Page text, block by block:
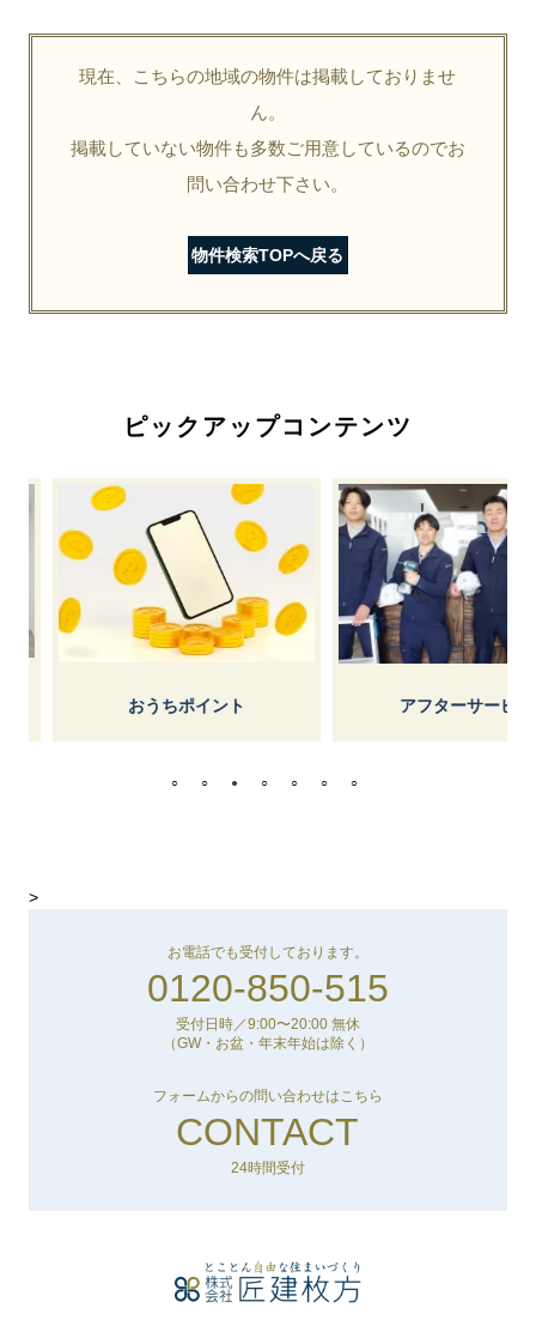
現在、こちらの地域の物件は掲載しておりませ
ん。
掲載していない物件も多数ご用意しているのでお
問い合わせ下さい。
物件検索TOPへ戻る
ピックアップコンテンツ
アフターサービス しょ
>
お電話でも受付しております。
0120-850-515
受付日時／9:00〜20:00 無休
（GW・お盆・年末年始は除く）
フォームからの問い合わせはこちら
CONTACT
24時間受付